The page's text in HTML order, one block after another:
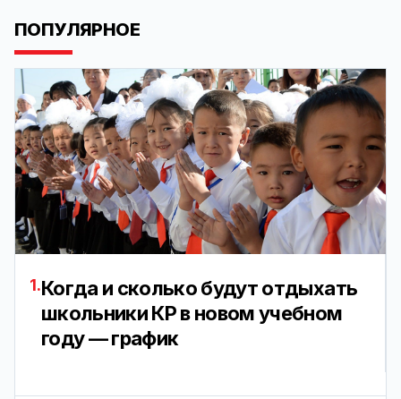
ПОПУЛЯРНОЕ
1.Когда и сколько будут отдыхать
школьники КР в новом учебном
году — график